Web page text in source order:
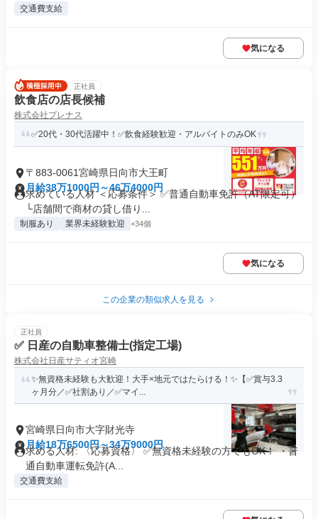
交通費支給
気になる
正社員
飲食店の店長候補
株式会社プレナス
✅20代・30代活躍中！✅飲食経験歓迎・アルバイトのみOK
〒883-0061宮崎県日向市大王町
月給38万1000円～46万4000円
求めている人材 ＜応募条件＞ ✅普通自動車免許（AT限定可）
└店舗間で商材の貸し借り...
制服あり 業界未経験歓迎 +34個
気になる
この企業の類似求人を見る
正社員
✅ 日産の自動車整備士(指定工場)
株式会社日産サティオ宮崎
✨無資格未経験も大歓迎！大手×地元ではたらける！✨【✅賞与3.3
ヶ月分／✅社割あり／✅マイ...
宮崎県日向市大字財光寺
月給18万6500円～34万9000円
求める人材: 〈応募資格〉 ✅️無資格未経験の方でもOK！ ・普
通自動車運転免許(A...
交通費支給